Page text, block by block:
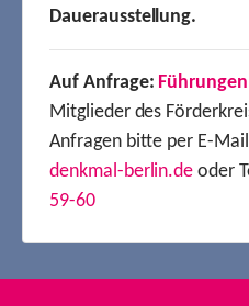
Dauerausstellung.
Auf Anfrage: Führungen
Mitglieder des
Anfragen bitte per E-
denkmal-berlin.de oder
59-60